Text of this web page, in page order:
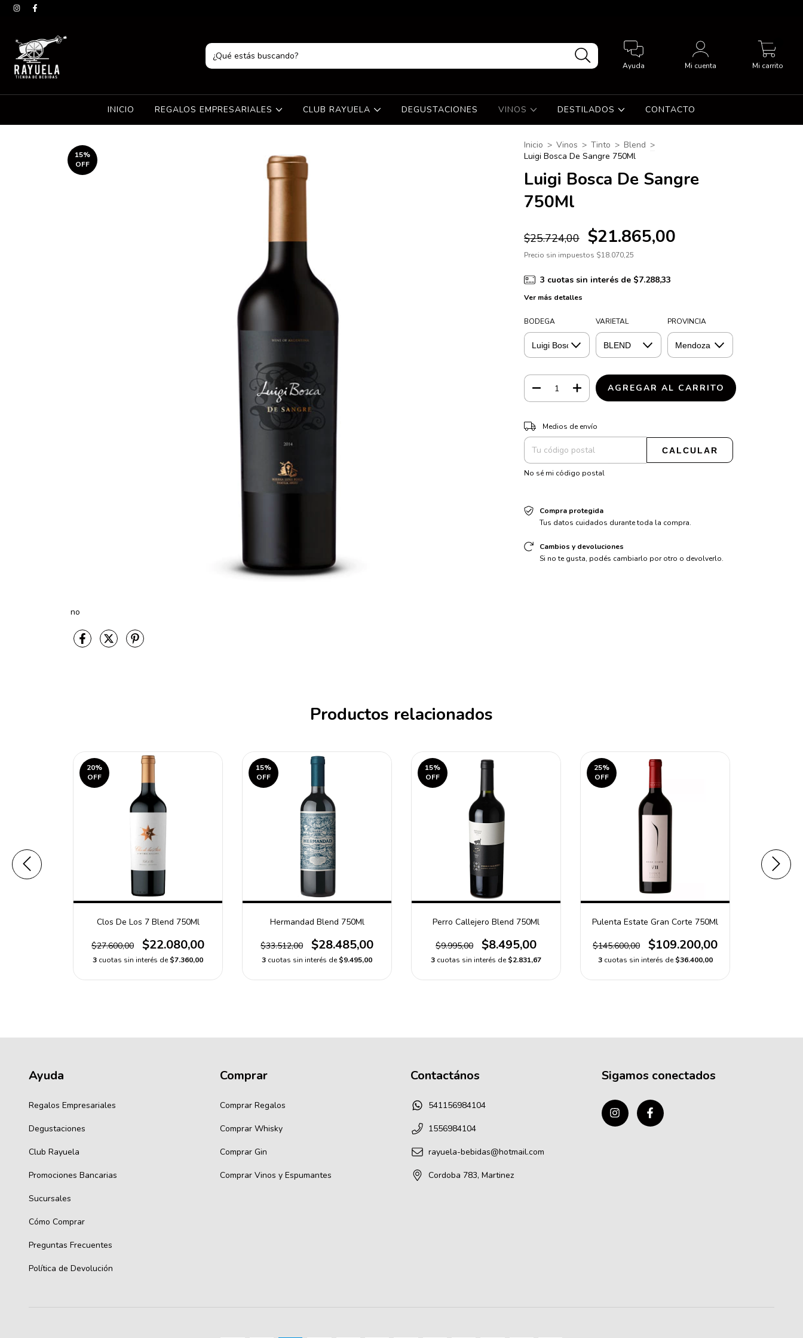
Ayuda Mi cuenta Mi carrito
INICIO REGALOS EMPRESARIALES CLUB RAYUELA DEGUSTACIONES VINOS DESTILADOS CONTACTO
15%
OFF
no
Inicio > Vinos > Tinto > Blend >
Luigi Bosca De Sangre 750Ml
Luigi Bosca De Sangre
750Ml
$25.724,00 $21.865,00
Precio sin impuestos $18.070,25
3 cuotas sin interés de $7.288,33
Ver más detalles
BODEGA VARIETAL PROVINCIA
Entregas para el CP:
Medios de envío
CALCULAR
No sé mi código postal
Compra protegida
Tus datos cuidados durante toda la compra.
Cambios y devoluciones
Si no te gusta, podés cambiarlo por otro o devolverlo.
Productos relacionados
20%
OFF
Clos De Los 7 Blend 750Ml
$27.600,00 $22.080,00
3 cuotas sin interés de$7.360,00
15%
OFF
Hermandad Blend 750Ml
$33.512,00 $28.485,00
3 cuotas sin interés de$9.495,00
15%
OFF
Perro Callejero Blend 750Ml
$9.995,00 $8.495,00
3 cuotas sin interés de$2.831,67
25%
OFF
Pulenta Estate Gran Corte 750Ml
$145.600,00 $109.200,00
3 cuotas sin interés de$36.400,00
Ayuda
Regalos Empresariales
Degustaciones
Club Rayuela
Promociones Bancarias
Sucursales
Cómo Comprar
Preguntas Frecuentes
Política de Devolución
Comprar
Comprar Regalos
Comprar Whisky
Comprar Gin
Comprar Vinos y Espumantes
Contactános
541156984104
1556984104
rayuela-bebidas@hotmail.com
Cordoba 783, Martinez
Sigamos conectados